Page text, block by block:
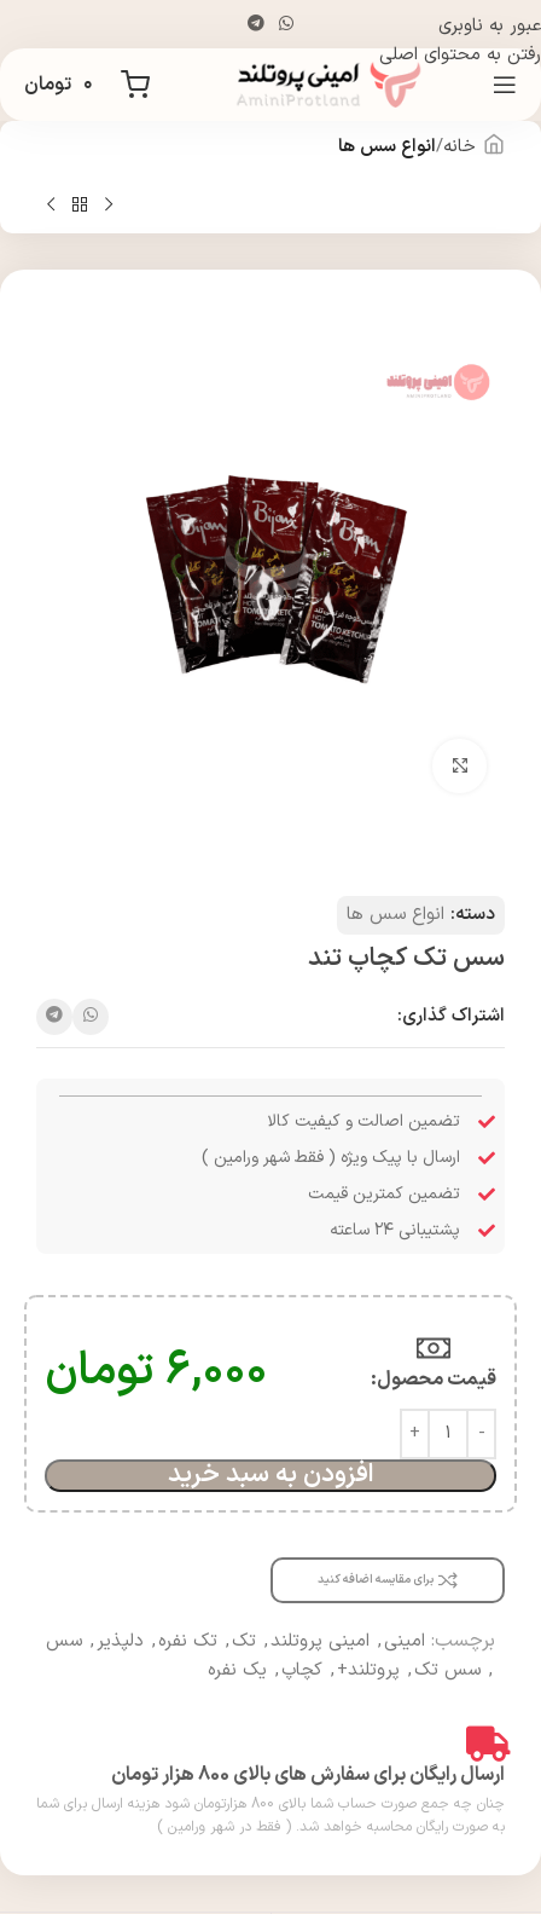
عبور به ناوبری
رفتن به محتوای اصلی
۰ تومان
خانه انواع سس ها
دسته: انواع سس ها
سس تک کچاپ تند
اشتراک گذاری:
تضمین اصالت و کیفیت کالا
ارسال با پیک ویژه ( فقط شهر ورامین )
تضمین کمترین قیمت
پشتیبانی ۲۴ ساعته
قیمت محصول:​ ۶,۰۰۰تومان
افزودن به سبد خرید
برای مقایسه اضافه کنید
برچسب: امینی, امینی پروتلند, تک, تک نفره, دلپذیر, سس
, سس تک, پروتلند+, کچاپ, یک نفره
ارسال رایگان برای سفارش های بالای 800 هزار تومان
چنان چه جمع صورت حساب شما بالای 800 هزارتومان شود هزینه ارسال برای شما
به صورت رایگان محاسبه خواهد شد. ( فقط در شهر ورامین )